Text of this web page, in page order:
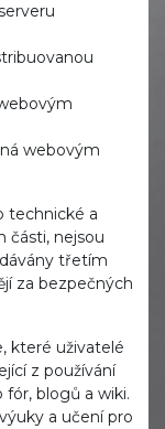
webovým
technické a
části, nejsou
třetím
za bezpečných
které uživatelé
z používání
blogů a wiki.
a učení pro